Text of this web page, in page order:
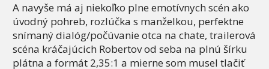
A navyše má aj niekoľko plne emotívnych scén ako
úvodný pohreb, rozlúčka s manželkou, perfektne
snímaný dialóg/počúvanie otca na chate, trailerová
scéna kráčajúcich Robertov od seba na plnú šírku
plátna a formát 2,35:1 a mierne som musel tlačiť